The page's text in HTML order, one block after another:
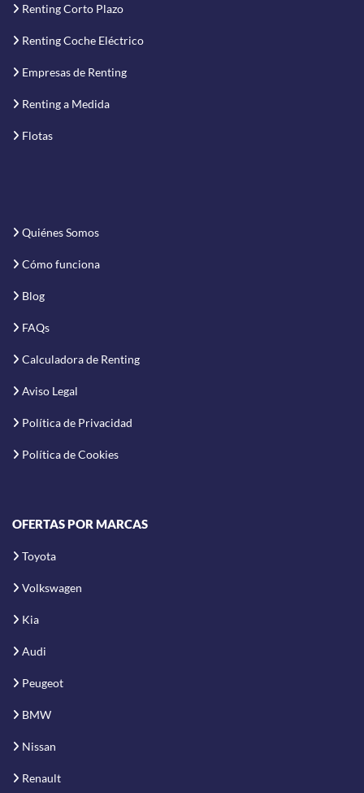
Renting Corto Plazo
Renting Coche Eléctrico
Empresas de Renting
Renting a Medida
Flotas
Quiénes Somos
Cómo funciona
Blog
FAQs
Calculadora de Renting
Aviso Legal
Política de Privacidad
Política de Cookies
OFERTAS POR MARCAS
Toyota
Volkswagen
Kia
Audi
Peugeot
BMW
Nissan
Renault